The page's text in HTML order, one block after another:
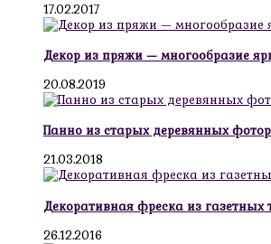
17.02.2017
Декор из пряжи — многообразие
20.08.2019
Панно из старых деревянных
21.03.2018
Декоративная фреска из газетных
26.12.2016